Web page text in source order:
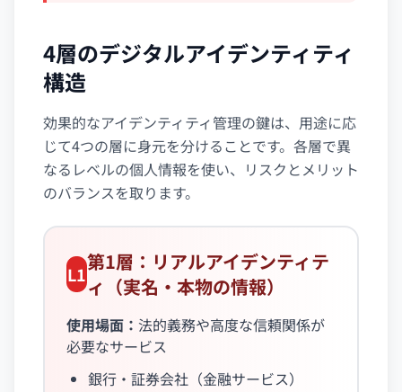
4層のデジタルアイデンティティ
構造
効果的なアイデンティティ管理の鍵は、用途に応
じて4つの層に身元を分けることです。各層で異
なるレベルの個人情報を使い、リスクとメリット
のバランスを取ります。
L1第1層：リアルアイデンティテ
ィ（実名・本物の情報）
使用場面： 法的義務や高度な信頼関係が
必要なサービス
銀行・証券会社（金融サービス）